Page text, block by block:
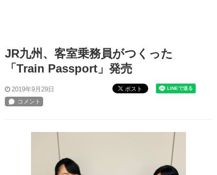
JR九州、客室乗務員がつくった
「Train Passport」発売
2019年9月29日 ポスト